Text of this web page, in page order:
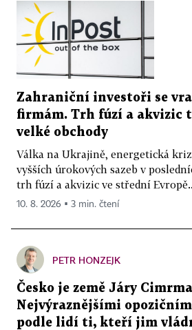
Zahraniční investoři se
firmám. Trh fúzí a akvizic
velké obchody
Válka na Ukrajině, energetická
vyšších úrokových sazeb v
trh fúzí a akvizic ve střední
10. 8. 2026 ▪ 3 min. čtení
PETR HONZEJK
Česko je země Járy
Nejvýraznějšími
podle lidí ti, kteří jim